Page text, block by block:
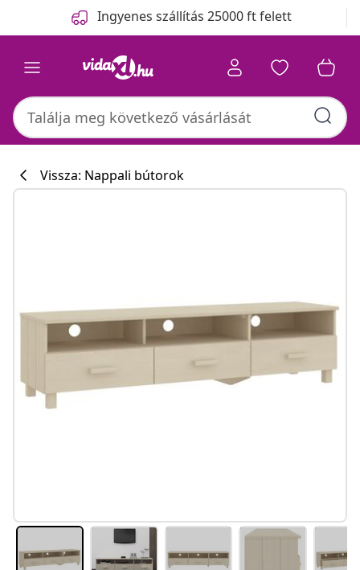
Ingyenes szállítás 25000 ft felett
Vissza: Nappali bútorok